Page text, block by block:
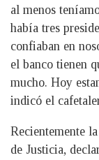
al menos
había tres
confiaban en
el banco tienen
mucho. Hoy
indicó el
Recientemente
de Justicia,